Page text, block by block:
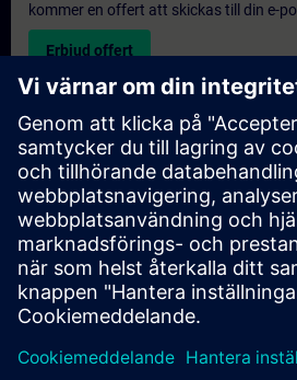
kommer en offert att skickas till din e-
Erbjud offert
Exklusiv utbildningsförfrågan
Vänligen fyll i förfrågningsformuläret
offert för en exklusiv utbildningskurs
eller vid vårt SITRAIN
passar för större grupper (6 och
dina kontaktuppgifter och dina
få en offert från oss.
Begär exklusiv offert